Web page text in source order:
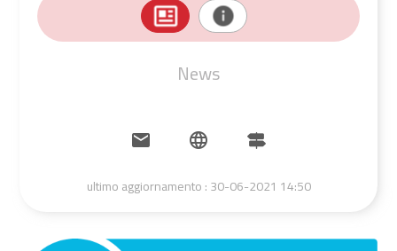
News
ultimo aggiornamento :30-06-2021 14:50